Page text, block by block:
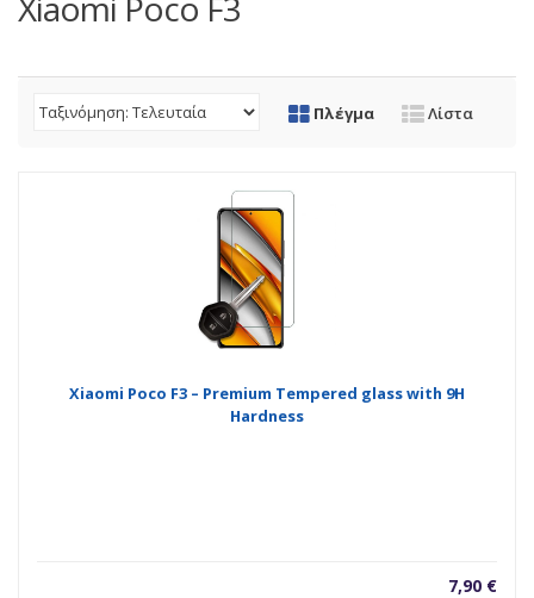
Πλέγμα Λίστα
Xiaomi Poco F3 – Premium Tempered glass with 9H
Hardness
7,90 €